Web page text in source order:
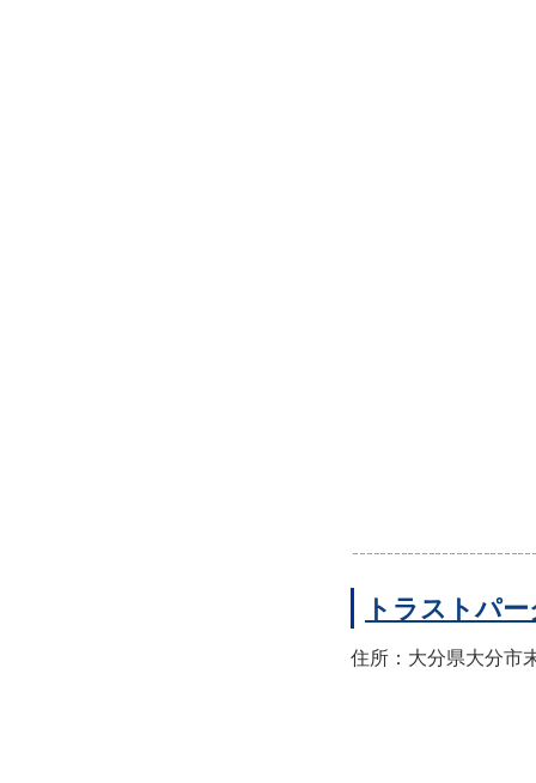
トラストパ
住所：大分県大分市